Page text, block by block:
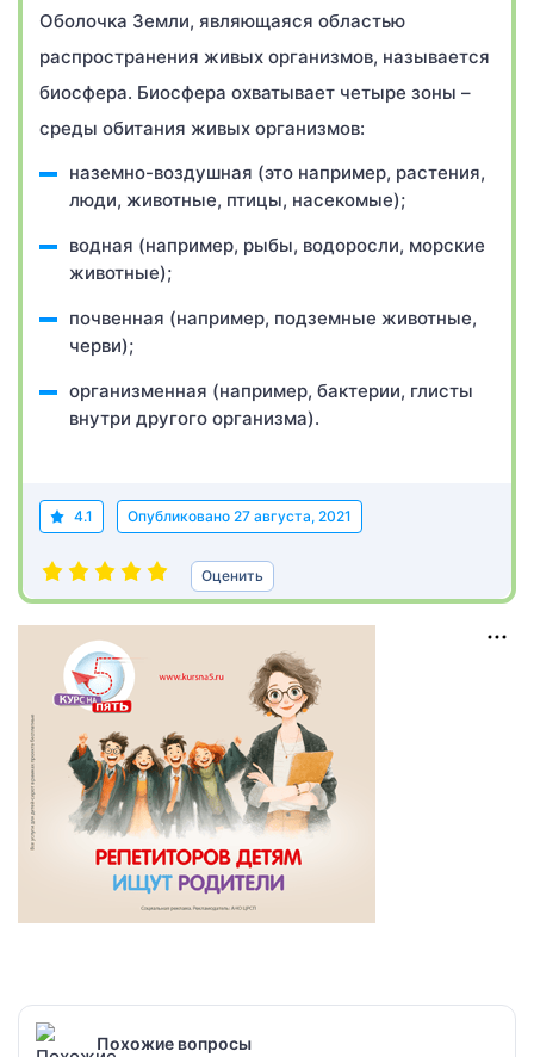
Оболочка Земли, являющаяся областью
распространения живых организмов, называется
биосфера. Биосфера охватывает четыре зоны –
среды обитания живых организмов:
наземно-воздушная (это например, растения,
люди, животные, птицы, насекомые);
водная (например, рыбы, водоросли, морские
животные);
почвенная (например, подземные животные,
черви);
организменная (например, бактерии, глисты
внутри другого организма).
4.1 Опубликовано 27 августа, 2021
Оценить
Похожие вопросы